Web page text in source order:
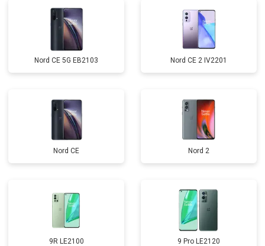
Nord CE 5G EB2103 Nord CE 2 IV2201
Nord CE Nord 2
9R LE2100 9 Pro LE2120